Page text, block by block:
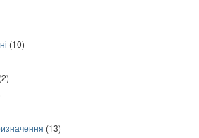
(10)
(2)
(13)